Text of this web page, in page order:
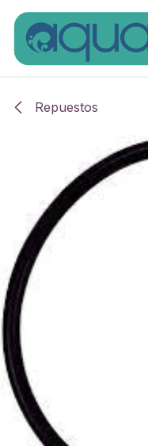
Ir al contenido
Repuestos